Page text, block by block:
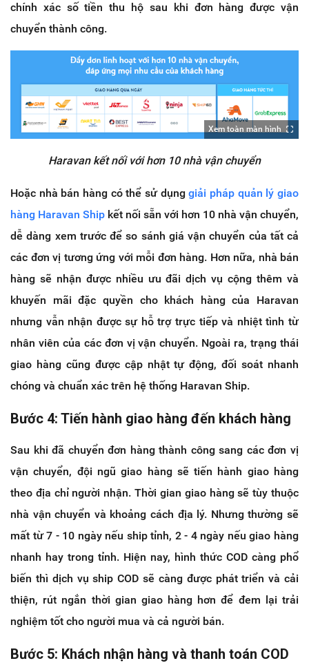
chính xác số tiền thu hộ sau khi đơn hàng được vận
chuyển thành công.
Xem toàn màn hình
Haravan kết nối với hơn 10 nhà vận chuyển
Hoặc nhà bán hàng có thể sử dụnggiải pháp quản lý giao
hàng Haravan Ship kết nối sẵn với hơn 10 nhà vận chuyển,
dễ dàng xem trước để so sánh giá vận chuyển của tất cả
các đơn vị tương ứng với mỗi đơn hàng. Hơn nữa, nhà bán
hàng sẽ nhận được nhiều ưu đãi dịch vụ cộng thêm và
khuyến mãi đặc quyền cho khách hàng của Haravan
nhưng vẫn nhận được sự hỗ trợ trực tiếp và nhiệt tình từ
nhân viên của các đơn vị vận chuyển. Ngoài ra, trạng thái
giao hàng cũng được cập nhật tự động, đối soát nhanh
chóng và chuẩn xác trên hệ thống Haravan Ship.
Bước 4: Tiến hành giao hàng đến khách hàng
Sau khi đã chuyển đơn hàng thành công sang các đơn vị
vận chuyển, đội ngũ giao hàng sẽ tiến hành giao hàng
theo địa chỉ người nhận. Thời gian giao hàng sẽ tùy thuộc
nhà vận chuyển và khoảng cách địa lý. Nhưng thường sẽ
mất từ 7 - 10 ngày nếu ship tỉnh, 2 - 4 ngày nếu giao hàng
nhanh hay trong tỉnh. Hiện nay, hình thức COD càng phổ
biến thì dịch vụ ship COD sẽ càng được phát triển và cải
thiện, rút ngắn thời gian giao hàng hơn để đem lại trải
nghiệm tốt cho người mua và cả người bán.
Bước 5: Khách nhận hàng và thanh toán COD